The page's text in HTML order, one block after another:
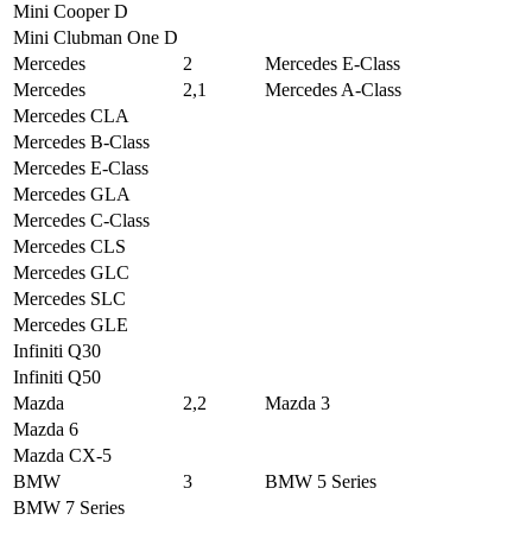
Mini Cooper D
Mini Clubman One D
Mercedes
2
Mercedes E-Class
Mercedes
2,1
Mercedes A-Class
Mercedes CLA
Mercedes B-Class
Mercedes E-Class
Mercedes GLA
Mercedes C-Class
Mercedes CLS
Mercedes GLC
Mercedes SLC
Mercedes GLE
Infiniti Q30
Infiniti Q50
Mazda
2,2
Mazda 3
Mazda 6
Mazda CX-5
BMW
3
BMW 5 Series
BMW 7 Series